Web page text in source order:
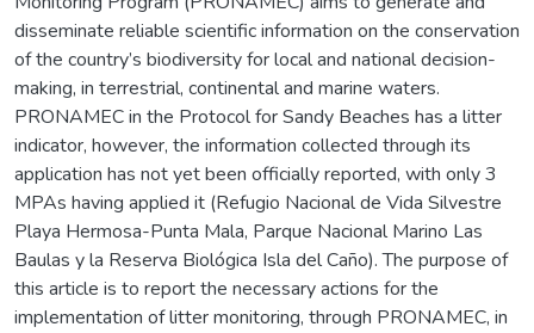
disseminate reliable scientific information on the conservation
of the country’s biodiversity for local and national decision-
making, in terrestrial, continental and marine waters.
PRONAMEC in the Protocol for Sandy Beaches has a litter
indicator, however, the information collected through its
application has not yet been officially reported, with only 3
MPAs having applied it (Refugio Nacional de Vida Silvestre
Playa Hermosa-Punta Mala, Parque Nacional Marino Las
Baulas y la Reserva Biológica Isla del Caño). The purpose of
this article is to report the necessary actions for the
implementation of litter monitoring, through PRONAMEC, in